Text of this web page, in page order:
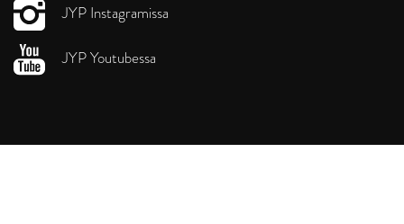
JYP Instagramissa
JYP Youtubessa